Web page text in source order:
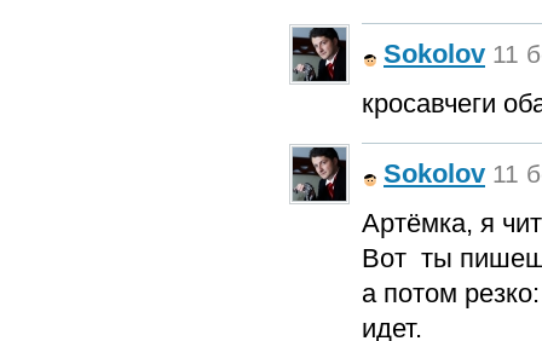
Sokolov 11
кросавчеги
Sokolov 11
Артёмка, я
Вот ты
а потом
идет.